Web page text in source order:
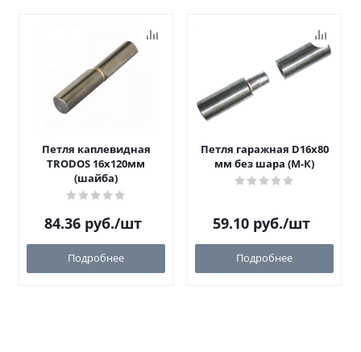
Петля каплевидная
TRODOS 16х120мм
(шайба)
84.36 руб./шт
Подробнее
Петля гаражная D16х80
мм без шара (М-К)
59.10 руб./шт
Подробнее